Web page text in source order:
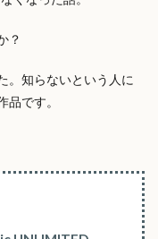
？
。知らないという人に
です。